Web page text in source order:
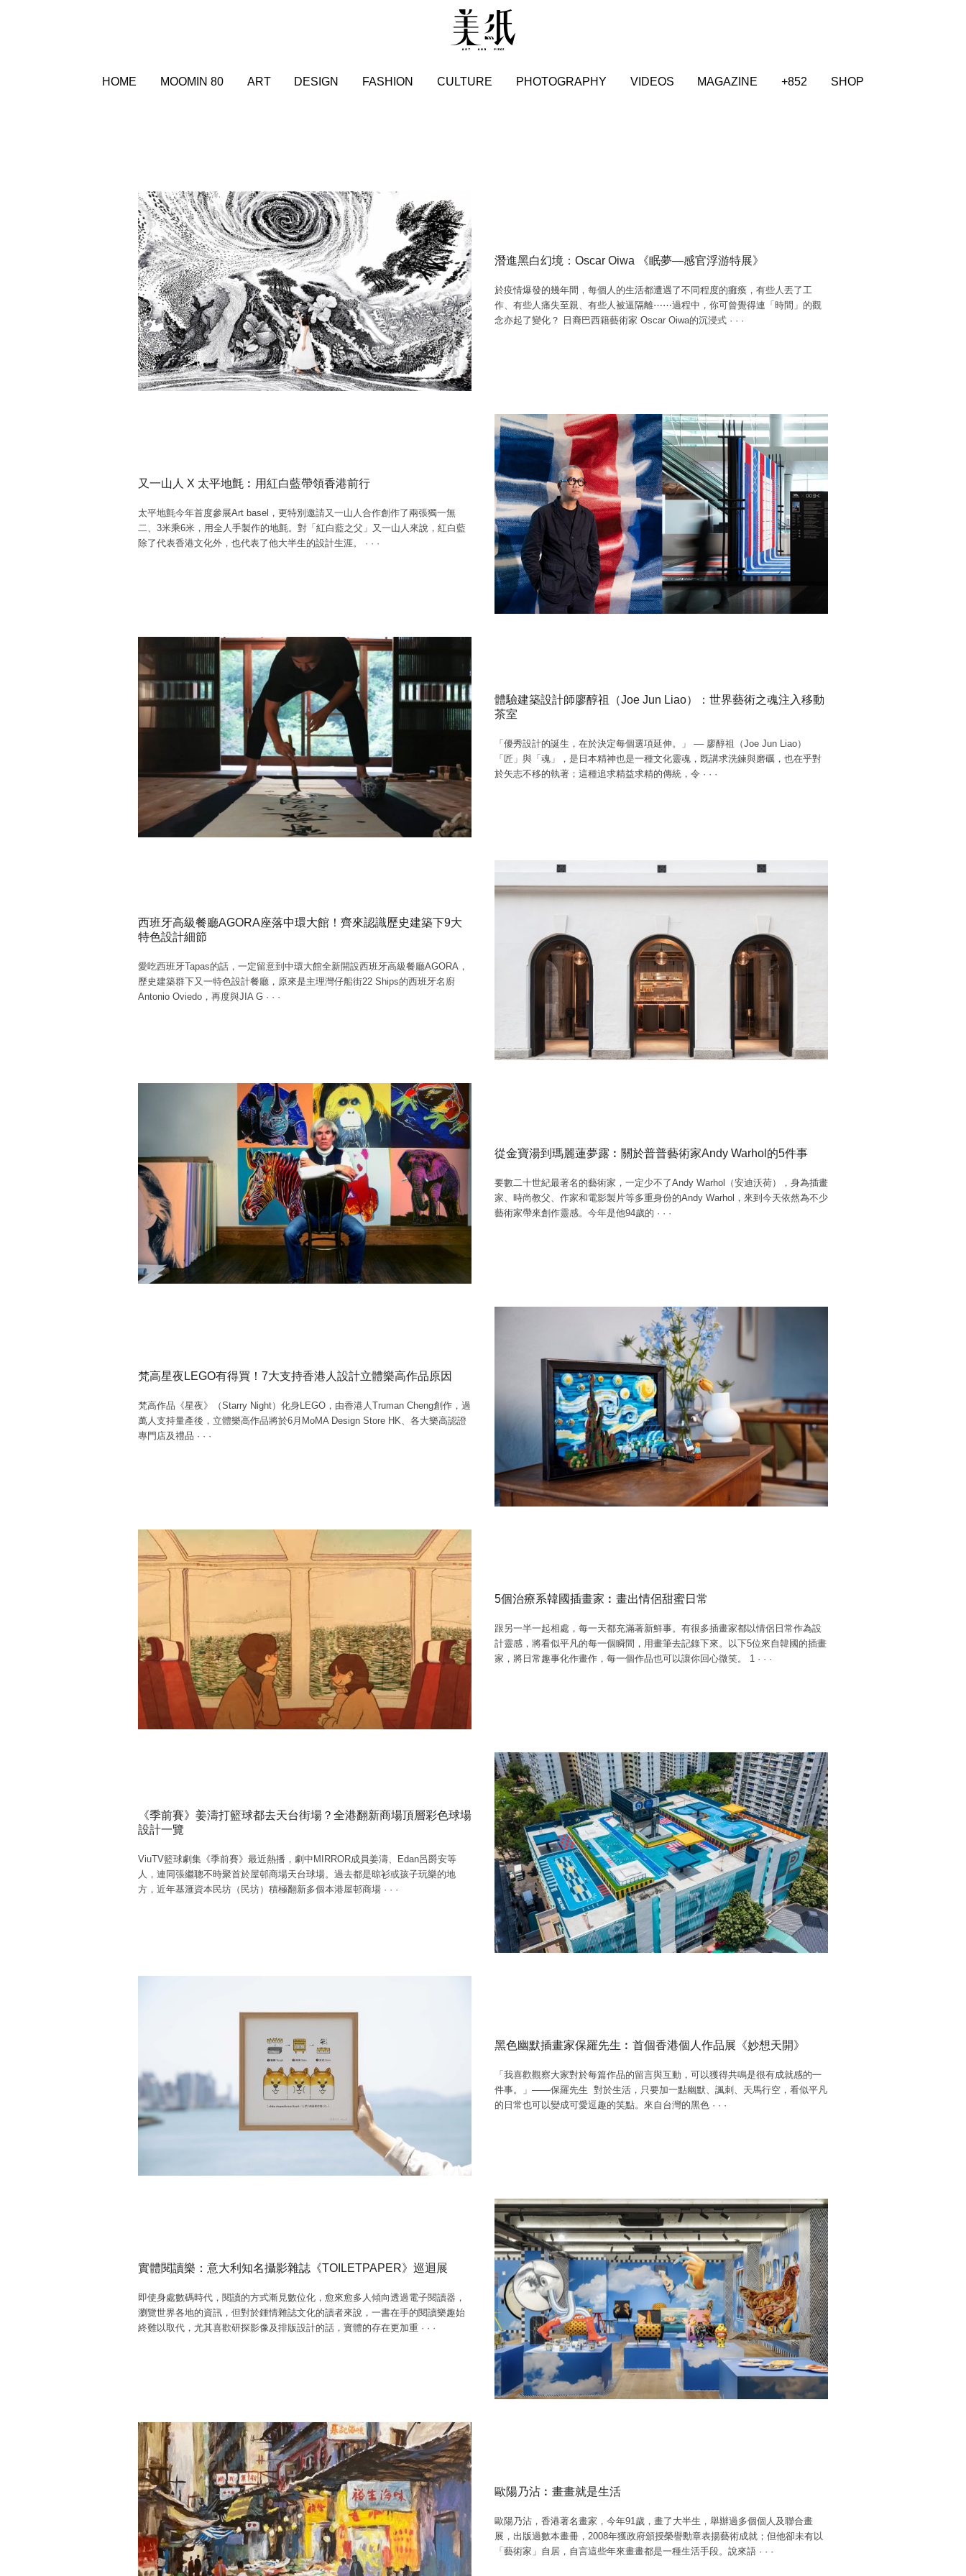
HOME MOOMIN 80 ART DESIGN FASHION CULTURE PHOTOGRAPHY VIDEOS MAGAZINE +852 SHOP
潛進黑白幻境：Oscar Oiwa 《眠夢—感官浮游特展》
於疫情爆發的幾年間，每個人的生活都遭遇了不同程度的癱瘓，有些人丟了工
作、有些人痛失至親、有些人被逼隔離⋯⋯過程中，你可曾覺得連「時間」的觀
念亦起了變化？ 日裔巴西籍藝術家 Oscar Oiwa的沉浸式 · · ·
又一山人 X 太平地氈︰用紅白藍帶領香港前行
太平地氈今年首度參展Art basel，更特別邀請又一山人合作創作了兩張獨一無
二、3米乘6米，用全人手製作的地氈。對「紅白藍之父」又一山人來說，紅白藍
除了代表香港文化外，也代表了他大半生的設計生涯。 · · ·
體驗建築設計師廖醇祖（Joe Jun Liao）：世界藝術之魂注入移動
茶室
「優秀設計的誕生，在於決定每個選項延伸。」 –– 廖醇祖（Joe Jun Liao）
「匠」與「魂」，是日本精神也是一種文化靈魂，既講求洗鍊與磨礪，也在乎對
於矢志不移的執著；這種追求精益求精的傳統，令 · · ·
西班牙高級餐廳AGORA座落中環大館！齊來認識歷史建築下9大
特色設計細節
愛吃西班牙Tapas的話，一定留意到中環大館全新開設西班牙高級餐廳AGORA，
歷史建築群下又一特色設計餐廳，原來是主理灣仔船街22 Ships的西班牙名廚
Antonio Oviedo，再度與JIA G · · ·
從金寶湯到瑪麗蓮夢露︰關於普普藝術家Andy Warhol的5件事
要數二十世紀最著名的藝術家，一定少不了Andy Warhol（安迪沃荷），身為插畫
家、時尚教父、作家和電影製片等多重身份的Andy Warhol，來到今天依然為不少
藝術家帶來創作靈感。今年是他94歲的 · · ·
梵高星夜LEGO有得買！7大支持香港人設計立體樂高作品原因
梵高作品《星夜》（Starry Night）化身LEGO，由香港人Truman Cheng創作，過
萬人支持量產後，立體樂高作品將於6月MoMA Design Store HK、各大樂高認證
專門店及禮品 · · ·
5個治療系韓國插畫家︰畫出情侶甜蜜日常
跟另一半一起相處，每一天都充滿著新鮮事。有很多插畫家都以情侶日常作為設
計靈感，將看似平凡的每一個瞬間，用畫筆去記錄下來。以下5位來自韓國的插畫
家，將日常趣事化作畫作，每一個作品也可以讓你回心微笑。 1 · · ·
《季前賽》姜濤打籃球都去天台街場？全港翻新商場頂層彩色球場
設計一覽
ViuTV籃球劇集《季前賽》最近熱播，劇中MIRROR成員姜濤、Edan呂爵安等
人，連同張繼聰不時聚首於屋邨商場天台球場。過去都是晾衫或孩子玩樂的地
方，近年基滙資本民坊（民坊）積極翻新多個本港屋邨商場 · · ·
黑色幽默插畫家保羅先生︰首個香港個人作品展《妙想天開》
「我喜歡觀察大家對於每篇作品的留言與互動，可以獲得共鳴是很有成就感的㇐
件事。」——保羅先生 對於生活，只要加一點幽默、諷刺、天馬行空，看似平凡
的日常也可以變成可愛逗趣的笑點。來自台灣的黑色 · · ·
實體閱讀樂：意大利知名攝影雜誌《TOILETPAPER》巡迴展
即使身處數碼時代，閱讀的方式漸見數位化，愈來愈多人傾向透過電子閱讀器，
瀏覽世界各地的資訊，但對於鍾情雜誌文化的讀者來說，一書在手的閱讀樂趣始
終難以取代，尤其喜歡研探影像及排版設計的話，實體的存在更加重 · · ·
歐陽乃沾︰畫畫就是生活
歐陽乃沾，香港著名畫家，今年91歲，畫了大半生，舉辦過多個個人及聯合畫
展，出版過數本畫冊，2008年獲政府頒授榮譽勳章表揚藝術成就；但他卻未有以
「藝術家」自居，自言這些年來畫畫都是一種生活手段。說來語 · · ·